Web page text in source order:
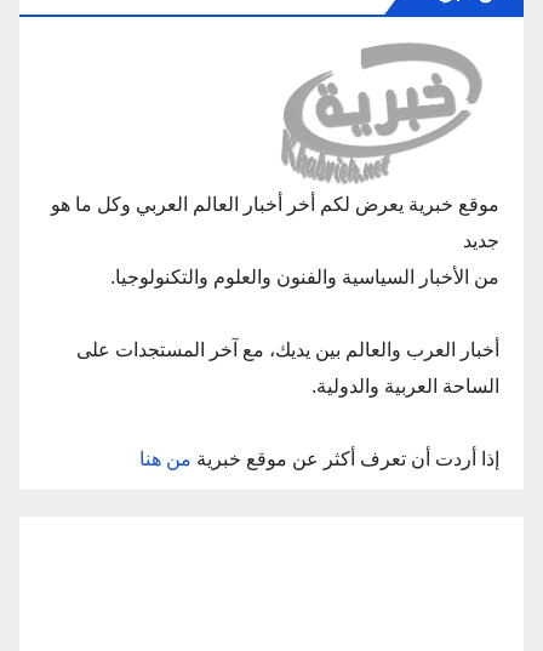
موقع خبرية يعرض لكم أخر أخبار العالم العربي وكل ما هو
جديد
من الأخبار السياسية والفنون والعلوم والتكنولوجيا.
أخبار العرب والعالم بين يديك، مع آخر المستجدات على
الساحة العربية والدولية.
إذا أردت أن تعرف أكثر عن موقع خبرية من هنا